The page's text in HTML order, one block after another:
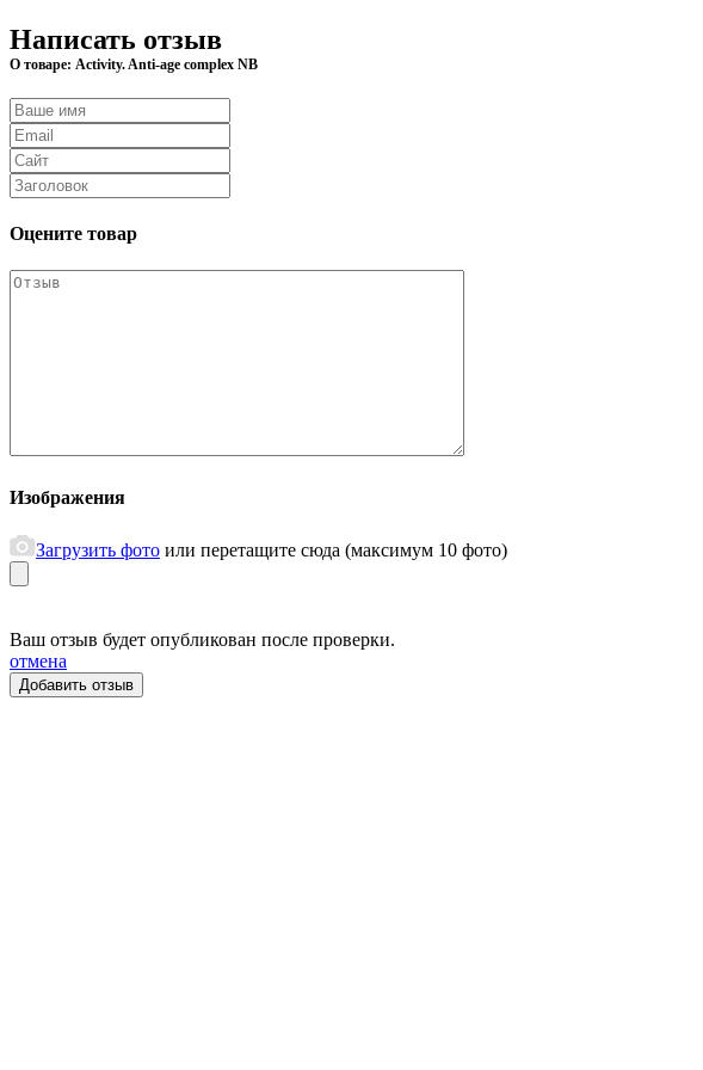
Написать отзыв
О товаре: Activity. Anti-age complex NB
Оцените товар
Изображения
Загрузить фото или перетащите сюда (максимум 10 фото)
Ваш отзыв будет опубликован после проверки.
отмена